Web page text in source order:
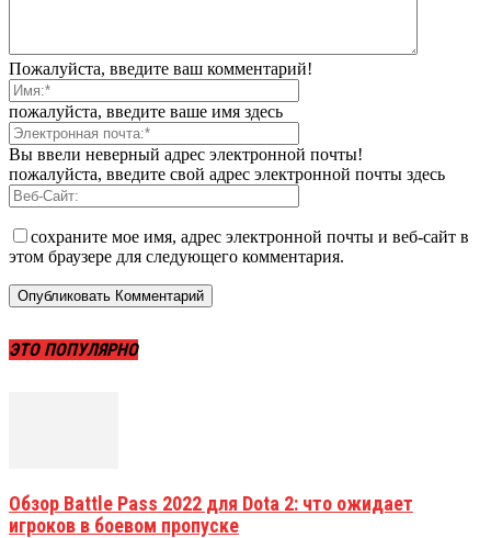
Пожалуйста, введите ваш комментарий!
пожалуйста, введите ваше имя здесь
Вы ввели неверный адрес электронной почты!
пожалуйста, введите свой адрес электронной почты здесь
сохраните мое имя, адрес электронной почты и веб-сайт в
этом браузере для следующего комментария.
ЭТО ПОПУЛЯРНО
Обзор Battle Pass 2022 для Dota 2: что ожидает
игроков в боевом пропуске